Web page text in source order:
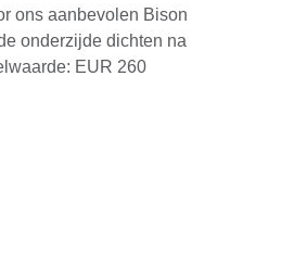
ons aanbevolen Bison
onderzijde dichten na
EUR 260